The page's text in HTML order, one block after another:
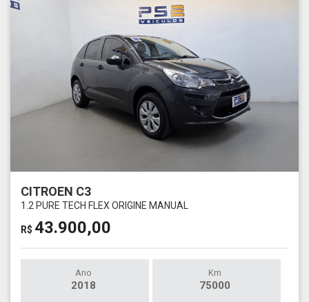
CITROEN C3
1.2 PURE TECH FLEX ORIGINE MANUAL
R$ 43.900,00
Ano
2018
Km
75000